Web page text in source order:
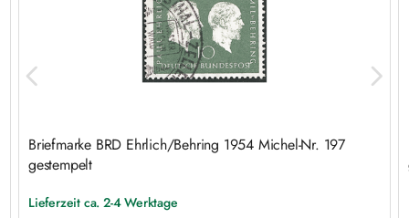
Briefmarke BRD Ehrlich/Behring 1954 Michel-Nr. 197
gestempelt
Lieferzeit ca. 2-4 Werktage